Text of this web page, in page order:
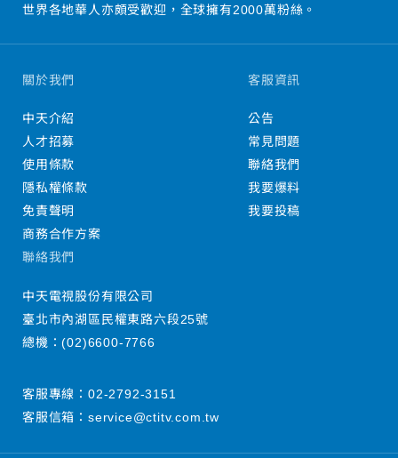
世界各地華人亦頗受歡迎，全球擁有2000萬粉絲。
關於我們
中天介紹
人才招募
使用條款
隱私權條款
免責聲明
商務合作方案
客服資訊
公告
常見問題
聯絡我們
我要爆料
我要投稿
聯絡我們
中天電視股份有限公司
臺北市內湖區民權東路六段25號
總機：(02)6600-7766
客服專線： 02-2792-3151
客服信箱： service@ctitv.com.tw